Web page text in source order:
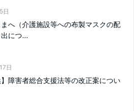
日
へ（介護施設等への布製マスクの配
につ...
日
】障害者総合支援法等の改正案につい